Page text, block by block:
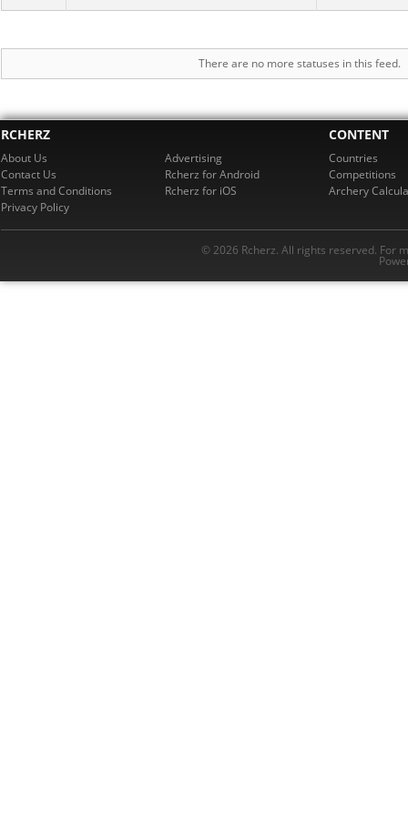
There are no more statuses in this feed.
RCHERZ
About Us
Contact Us
Terms and Conditions
Privacy Policy
Advertising
Rcherz for Android
Rcherz for iOS
CONTENT
Countries
Competitions
Archery
© 2026 Rcherz. All rights reserved. For